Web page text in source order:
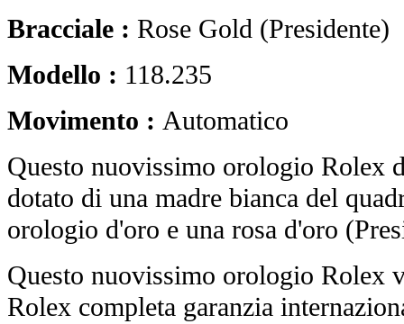
Bracciale : Rose Gold (Presidente)
Modello : 118.235
Movimento : Automatico
Questo nuovissimo orologio Rolex
dotato di una madre bianca del
orologio d'oro e una rosa d'oro
Questo nuovissimo orologio Rolex
Rolex completa garanzia